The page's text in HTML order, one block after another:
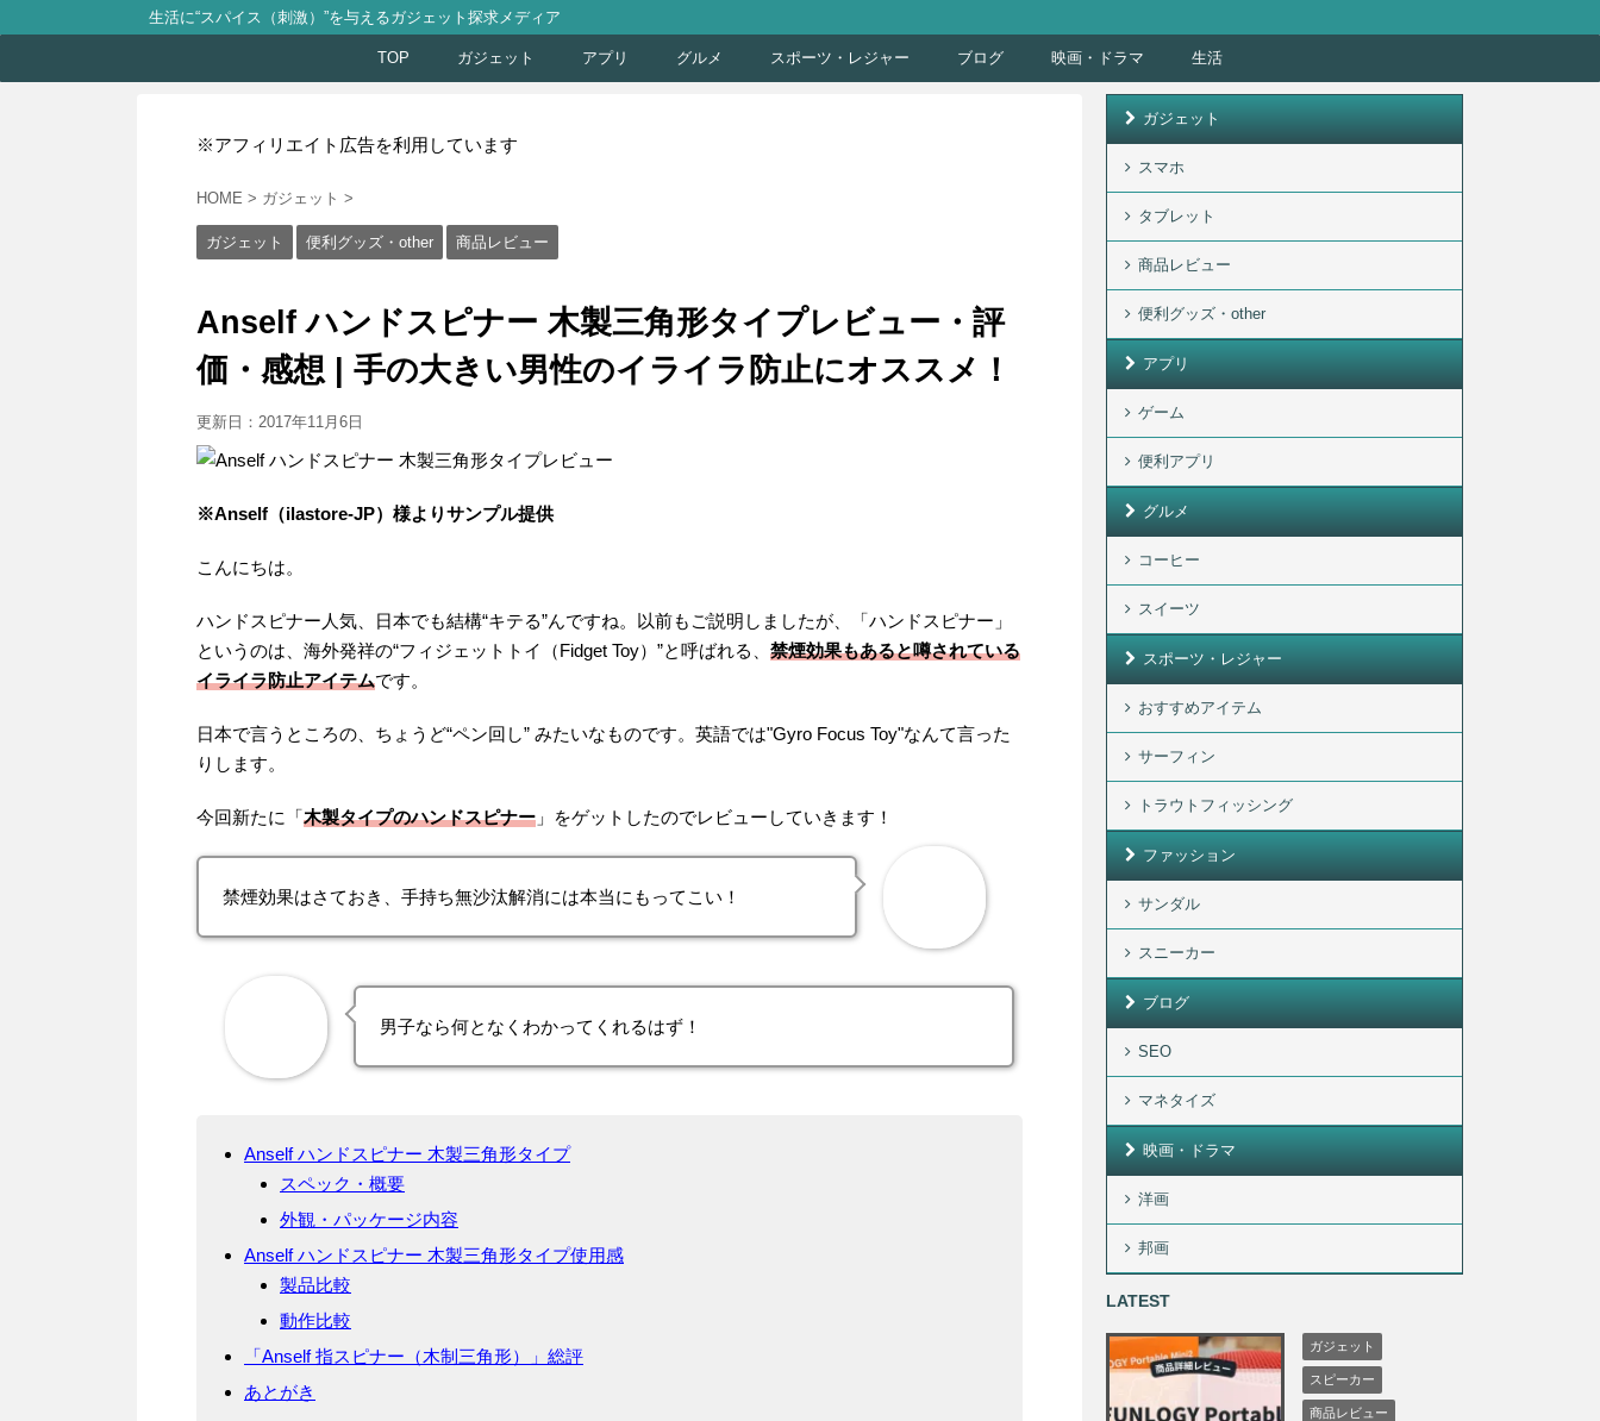
生活に“スパイス（刺激）”を与えるガジェット探求メディア
TOP ガジェット アプリ グルメ スポーツ・レジャー ブログ 映画・ドラマ 生活
※アフィリエイト広告を利用しています
HOME > ガジェット >
ガジェット 便利グッズ・other 商品レビュー
Anself ハンドスピナー 木製三角形タイプレビュー・評
価・感想 | 手の大きい男性のイライラ防止にオススメ！
更新日： 2017年11月6日
※Anself（ilastore-JP）様よりサンプル提供
こんにちは。
ハンドスピナー人気、日本でも結構“キテる”んですね。以前もご説明しましたが、「ハンドスピナー」
というのは、海外発祥の“フィジェットトイ（Fidget Toy）”と呼ばれる、 禁煙効果もあると噂されている
イライラ防止アイテムです。
日本で言うところの、ちょうど“ペン回し” みたいなものです。英語では"Gyro Focus Toy"なんて言った
りします。
今回新たに「木製タイプのハンドスピナー 」をゲットしたのでレビューしていきます！
禁煙効果はさておき、手持ち無沙汰解消には本当にもってこい！
男子なら何となくわかってくれるはず！
Anself ハンドスピナー 木製三角形タイプ
スペック・概要
外観・パッケージ内容
Anself ハンドスピナー 木製三角形タイプ使用感
製品比較
動作比較
「Anself 指スピナー（木制三角形）」総評
あとがき
ガジェット
スマホ
タブレット
商品レビュー
便利グッズ・other
アプリ
ゲーム
便利アプリ
グルメ
コーヒー
スイーツ
スポーツ・レジャー
おすすめアイテム
サーフィン
トラウトフィッシング
ファッション
サンダル
スニーカー
ブログ
SEO
マネタイズ
映画・ドラマ
洋画
邦画
LATEST
ガジェット
スピーカー
商品レビュー